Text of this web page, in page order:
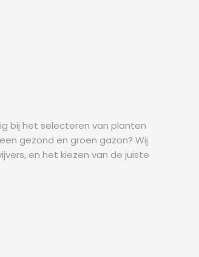
bij het selecteren van planten
gezond en groen gazon? Wij
en het kiezen van de juiste